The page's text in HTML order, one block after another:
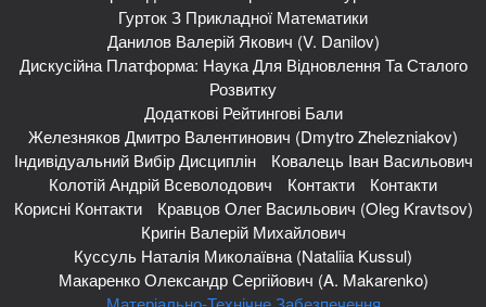
Гурток З Прикладної Математики
Данилов Валерій Якович (V. Danilov)
Дискусійна Платформа: Наука Для Відновлення Та Сталого
Розвитку
Додаткові Рейтингові Бали
Железняков Дмитро Валентинович (Dmytro Zhelezniakov)
Індивідуальний Вибір Дисциплін
Ковалець Іван Васильович
Колотій Андрій Всеволодович
Контакти
Контакти
Корисні Контакти
Кравцов Олег Васильович (Oleg Kravtsov)
Кригін Валерій Михайлович
Куссуль Наталія Миколаївна (Nataliia Kussul)
Макаренко Олександр Сергійович (A. Makarenko)